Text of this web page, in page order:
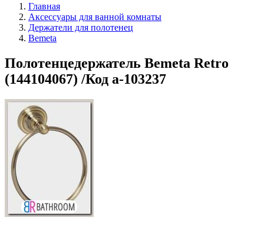
Главная
Аксессуары для ванной комнаты
Держатели для полотенец
Bemeta
Полотенцедержатель Bemeta Retro
(144104067) /Код a-103237